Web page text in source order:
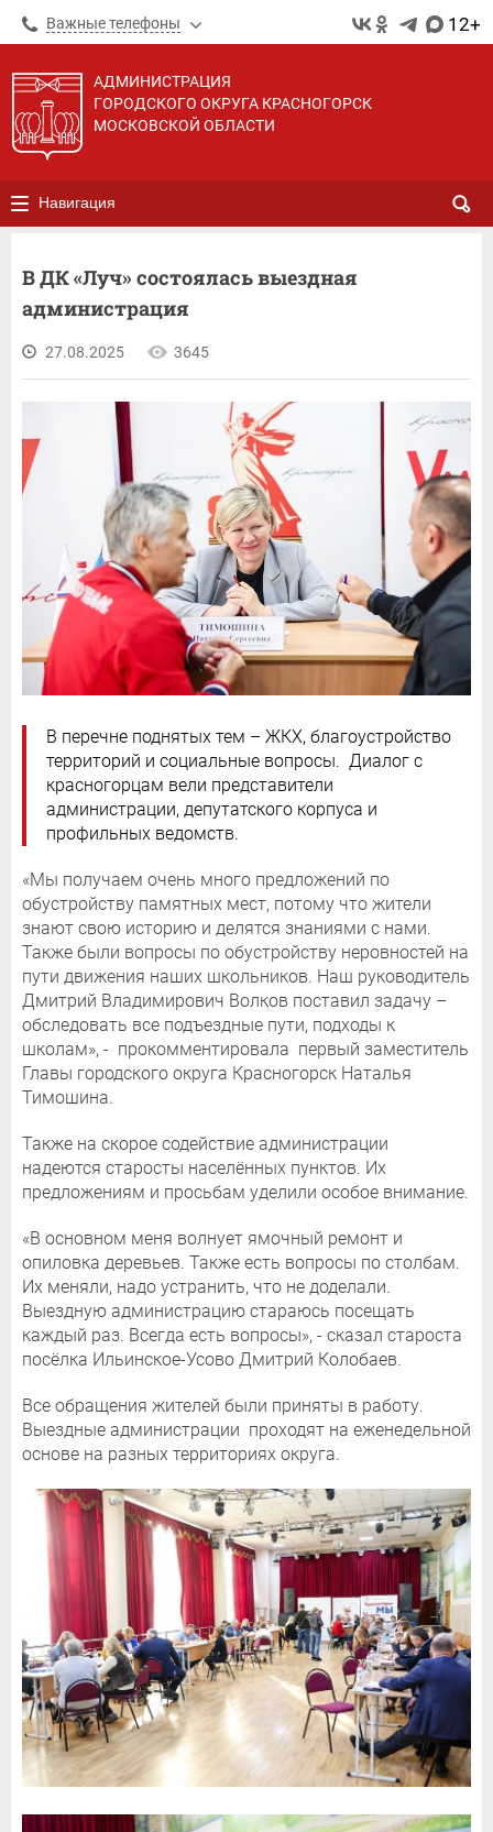
Важные телефоны 12+
АДМИНИСТРАЦИЯ
ГОРОДСКОГО ОКРУГА КРАСНОГОРСК
МОСКОВСКОЙ ОБЛАСТИ
Навигация
В ДК «Луч» состоялась выездная
администрация
27.08.2025 3645
В перечне поднятых тем – ЖКХ, благоустройство
территорий и социальные вопросы. Диалог с
красногорцам вели представители
администрации, депутатского корпуса и
профильных ведомств.
«Мы получаем очень много предложений по
обустройству памятных мест, потому что жители
знают свою историю и делятся знаниями с нами.
Также были вопросы по обустройству неровностей на
пути движения наших школьников. Наш руководитель
Дмитрий Владимирович Волков поставил задачу –
обследовать все подъездные пути, подходы к
школам», - прокомментировала первый заместитель
Главы городского округа Красногорск Наталья
Тимошина.
Также на скорое содействие администрации
надеются старосты населённых пунктов. Их
предложениям и просьбам уделили особое внимание.
«В основном меня волнует ямочный ремонт и
опиловка деревьев. Также есть вопросы по столбам.
Их меняли, надо устранить, что не доделали.
Выездную администрацию стараюсь посещать
каждый раз. Всегда есть вопросы», - сказал староста
посёлка Ильинское-Усово Дмитрий Колобаев.
Все обращения жителей были приняты в работу.
Выездные администрации проходят на еженедельной
основе на разных территориях округа.